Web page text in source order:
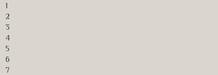
1
2
3
4
5
6
7